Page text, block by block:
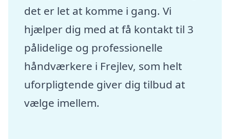
det er let at komme i gang. Vi
hjælper dig med at få kontakt til 3
pålidelige og professionelle
håndværkere i Frejlev, som helt
uforpligtende giver dig tilbud at
vælge imellem.